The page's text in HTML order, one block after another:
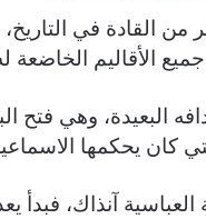
من القادة في
الأقاليم الخاضعة
البعيدة، وهي فتح
كان يحكمها
آنذاك، فبدأ